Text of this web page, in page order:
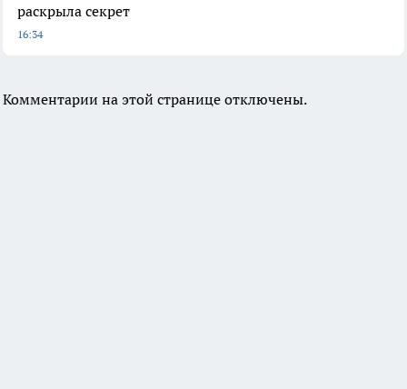
раскрыла секрет
16:34
Комментарии на этой странице отключены.